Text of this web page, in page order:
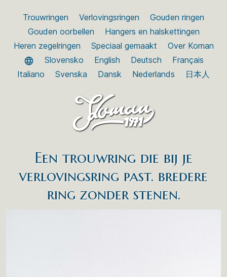
Trouwringen Verlovingsringen
Gouden ringen
Gouden oorbellen
Hangers en halskettingen
Heren zegelringen
Speciaal gemaakt
Over Koman
Slovensko
English Deutsch
Français
Italiano
Svenska Dansk Nederlands 日本人
Een trouwring die bij je
verlovingsring past. bredere
ring zonder stenen.